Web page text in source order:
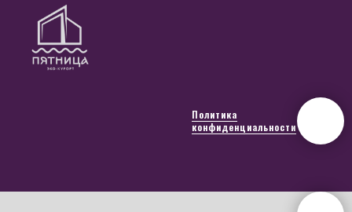
Политика
конфиденциальности